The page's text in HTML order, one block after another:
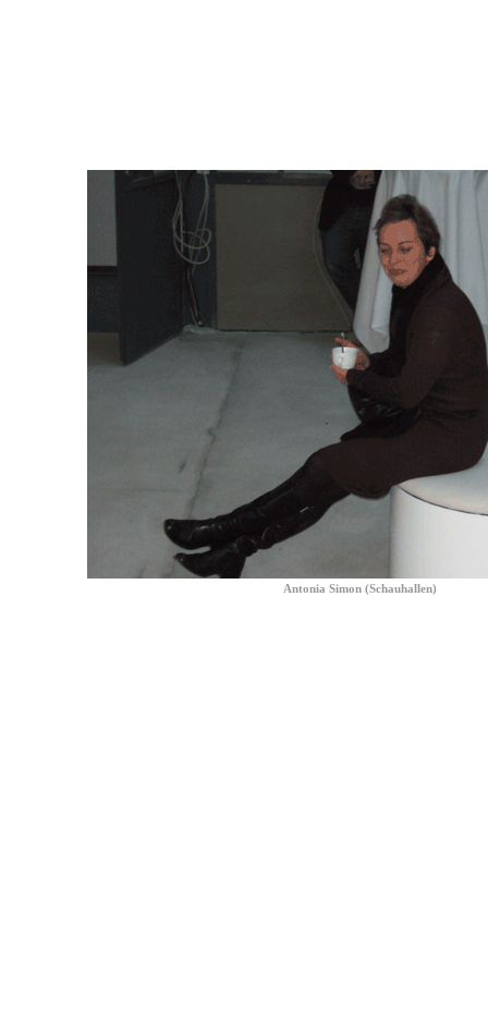
Antonia Simon (Schauhallen)